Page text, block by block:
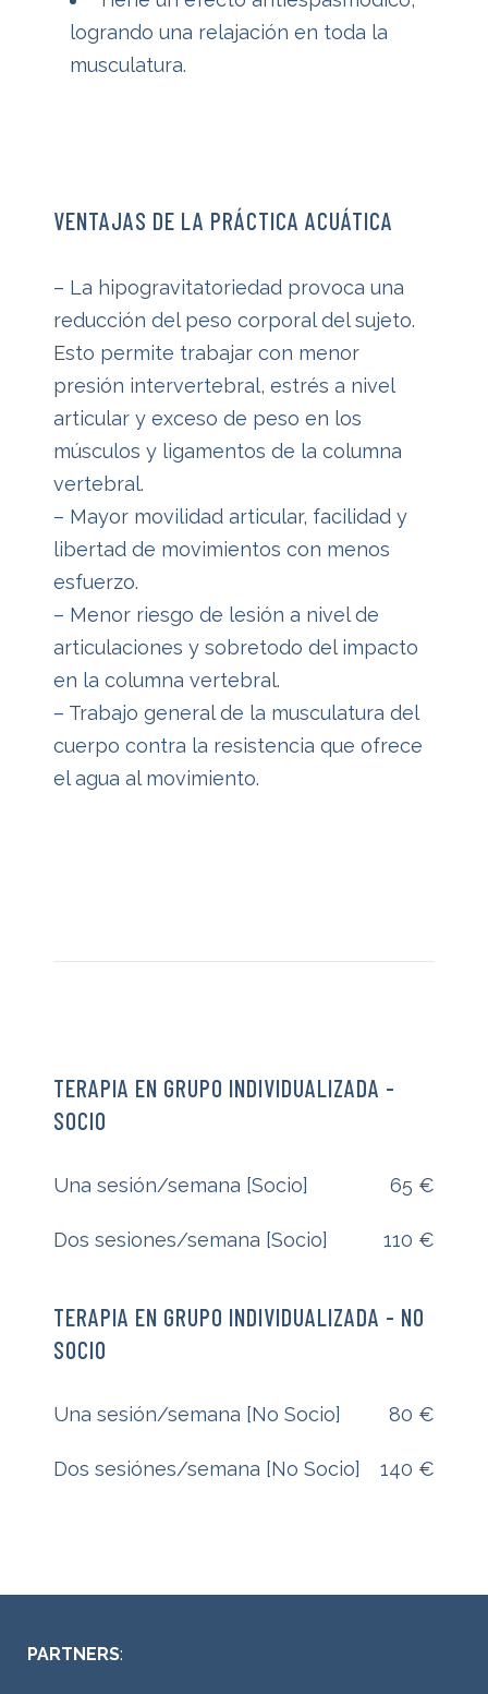
logrando una relajación en toda la
musculatura.
VENTAJAS DE LA PRÁCTICA ACUÁTICA
– La hipogravitatoriedad provoca una
reducción del peso corporal del sujeto.
Esto permite trabajar con menor
presión intervertebral, estrés a nivel
articular y exceso de peso en los
músculos y ligamentos de la columna
vertebral.
– Mayor movilidad articular, facilidad y
libertad de movimientos con menos
esfuerzo.
– Menor riesgo de lesión a nivel de
articulaciones y sobretodo del impacto
en la columna vertebral.
– Trabajo general de la musculatura del
cuerpo contra la resistencia que ofrece
el agua al movimiento.
TERAPIA EN GRUPO INDIVIDUALIZADA -
SOCIO
Una sesión/semana [Socio] 65 €
Dos sesiones/semana [Socio] 110 €
TERAPIA EN GRUPO INDIVIDUALIZADA - NO
SOCIO
Una sesión/semana [No Socio] 80 €
Dos sesiónes/semana [No Socio] 140 €
PARTNERS: